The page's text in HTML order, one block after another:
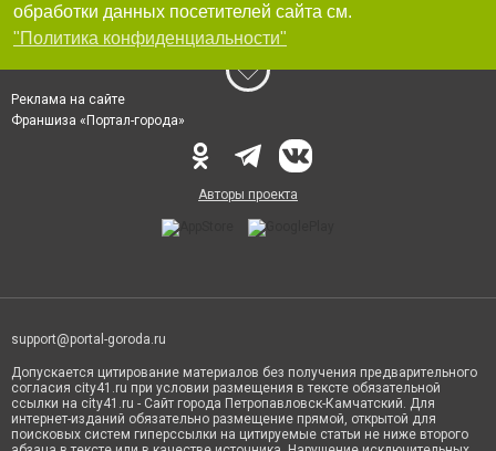
обработки данных посетителей сайта см.
"Политика конфиденциальности"
Реклама на сайте
Франшиза «Портал-города»
Авторы проекта
support@portal-goroda.ru
Допускается цитирование материалов без получения предварительного
согласия city41.ru при условии размещения в тексте обязательной
ссылки на city41.ru - Сайт города Петропавловск-Камчатский. Для
интернет-изданий обязательно размещение прямой, открытой для
поисковых систем гиперссылки на цитируемые статьи не ниже второго